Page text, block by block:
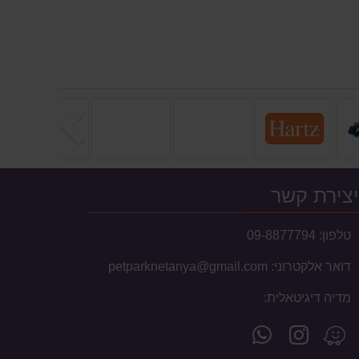
יצירת קשר
טלפון: 09-8877794
דואר אלקטרוני: petparknetanya@gmail.com
מדיה דיגיטאלית:
מצא
אותנו
עקוב
אחרינו
אקווריומים וכלובים
המשלוחים מוגבלים לעיר נתניה וסביבתה הקרובה